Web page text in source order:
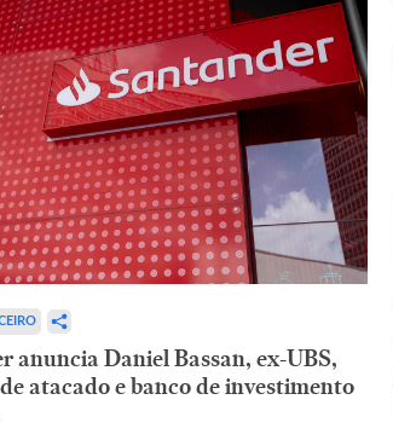
anuncia Daniel Bassan, ex-UBS,
atacado e banco de investimento